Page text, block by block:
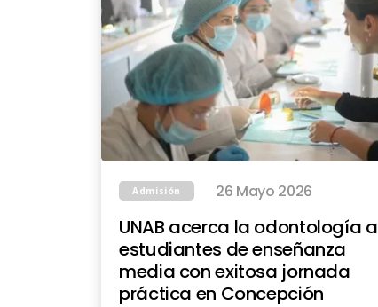
Admisión 26 Mayo 2026
UNAB acerca la odontología a
estudiantes de enseñanza
media con exitosa jornada
práctica en Concepción